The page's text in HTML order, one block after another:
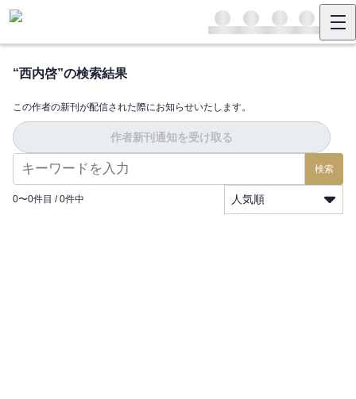
“西内啓”の検索結果
この作者の新刊が配信された際にお知らせいたします。
作者新刊通知を受け取る
検索
0〜0件目 / 0件中 人気順